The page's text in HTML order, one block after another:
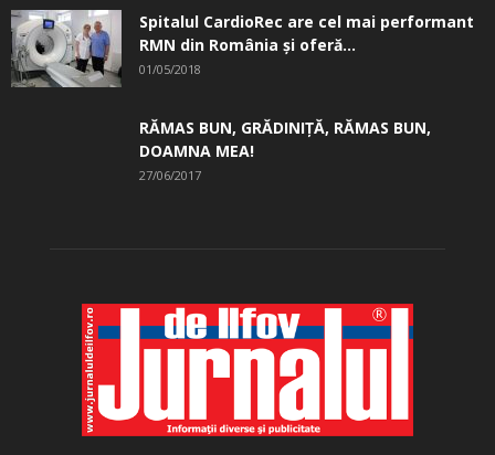
Spitalul CardioRec are cel mai performant
RMN din România și oferă...
01/05/2018
RĂMAS BUN, GRĂDINIŢĂ, ­RĂMAS BUN,
DOAMNA MEA!
27/06/2017